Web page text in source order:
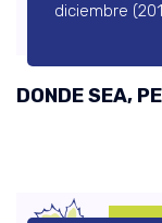
diciembre
DONDE SEA,